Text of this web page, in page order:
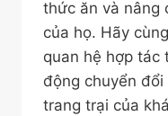
thức ăn và nâng
của họ. Hãy
quan hệ hợp tác
động chuyển
trang trại của